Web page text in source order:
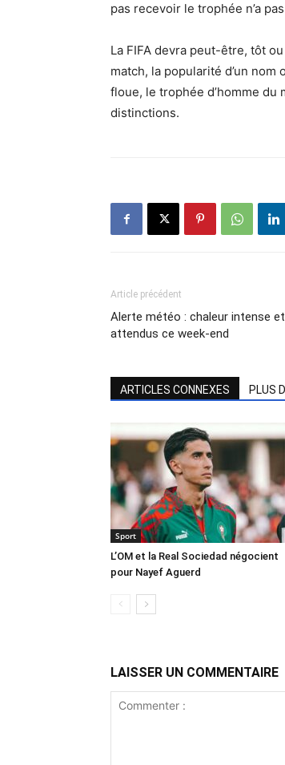
pas recevoir le trophée n’a
La FIFA devra peut-être, tôt
match, la popularité d’un
floue, le trophée d’homme
distinctions.
Article précédent
Alerte météo : chaleur intense
attendus ce week-end
ARTICLES CONNEXES PLUS
Sport
L’OM et la Real Sociedad négocient
pour Nayef Aguerd
LAISSER UN COMMENTAIRE